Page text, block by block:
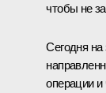
чтобы не
Сегодня на
операции и